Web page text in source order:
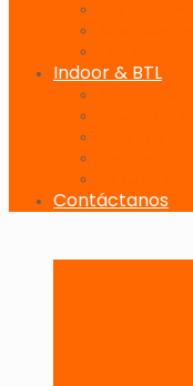
Indoor & BTL
Contáctanos